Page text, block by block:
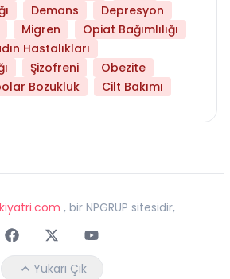
Demans
Depresyon
Migren
Opiat Bağımlılığı
Hastalıkları
Şizofreni
Obezite
Bozukluk Cilt Bakımı
, bir NPGRUP sitesidir,
FaceebokTwitterYoutube
Yukarı Çık